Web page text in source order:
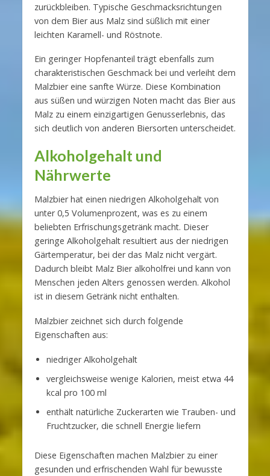
zurückbleiben. Typische Geschmacksrichtungen
von dem Bier aus Malz sind süßlich mit einer
leichten Karamell- und Röstnote.
Ein geringer Hopfenanteil trägt ebenfalls zum
charakteristischen Geschmack bei und verleiht dem
Malzbier eine sanfte Würze. Diese Kombination
aus süßen und würzigen Noten macht das Bier aus
Malz zu einem einzigartigen Genusserlebnis, das
sich deutlich von anderen Biersorten unterscheidet.
Alkoholgehalt und
Nährwerte
Malzbier hat einen niedrigen Alkoholgehalt von
unter 0,5 Volumenprozent, was es zu einem
beliebten Erfrischungsgetränk macht. Dieser
geringe Alkoholgehalt resultiert aus der niedrigen
Gärtemperatur, bei der das Malz nicht vergärt.
Dadurch bleibt Malz Bier alkoholfrei und kann von
Menschen jeden Alters genossen werden. Alkohol
ist in diesem Getränk nicht enthalten.
Malzbier zeichnet sich durch folgende
Eigenschaften aus:
niedriger Alkoholgehalt
vergleichsweise wenige Kalorien, meist etwa 44
kcal pro 100 ml
enthält natürliche Zuckerarten wie Trauben- und
Fruchtzucker, die schnell Energie liefern
Diese Eigenschaften machen Malzbier zu einer
gesunden und erfrischenden Wahl für bewusste